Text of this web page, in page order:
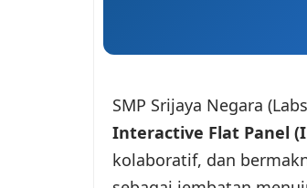
SMP Srijaya Negara
Interactive Flat Panel
kolaboratif, dan